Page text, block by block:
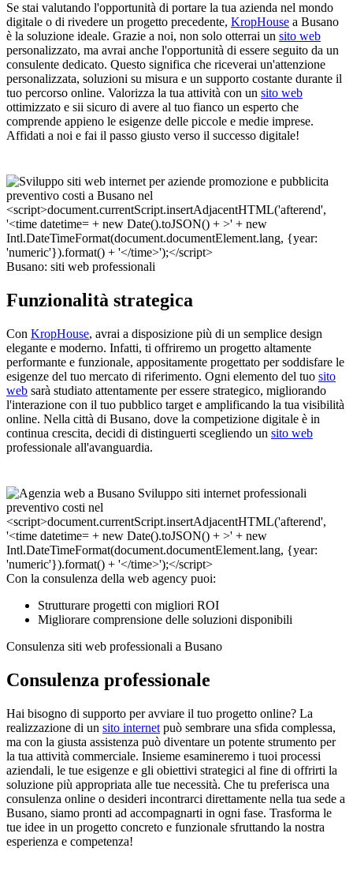
Se stai valutando l'opportunità di portare la tua azienda nel mondo
digitale o di rivedere un progetto precedente, KropHouse a Busano
è la soluzione ideale. Grazie a noi, non solo otterrai un sito web
personalizzato, ma avrai anche l'opportunità di essere seguito da un
consulente dedicato. Questo significa che riceverai un'attenzione
personalizzata, soluzioni su misura e un supporto costante durante il
tuo percorso online. Valorizza la tua attività con un sito web
ottimizzato e sii sicuro di avere al tuo fianco un esperto che
comprende appieno le esigenze delle piccole e medie imprese.
Affidati a noi e fai il passo giusto verso il successo digitale!
Busano: siti web professionali
Funzionalità strategica
Con KropHouse, avrai a disposizione più di un semplice design
elegante e moderno. Infatti, ti offriremo un progetto altamente
performante e funzionale, appositamente progettato per soddisfare le
esigenze del tuo mercato di riferimento. Ogni elemento del tuo sito
web sarà studiato attentamente per essere strategico, migliorando
l'interazione con il tuo pubblico target e amplificando la tua visibilità
online. Nella città di Busano, dove la competizione digitale è in
continua crescita, decidi di distinguerti scegliendo un sito web
professionale all'avanguardia.
Con la consulenza della web agency puoi:
Strutturare progetti con migliori ROI
Migliorare comprensione delle soluzioni disponibili
Consulenza siti web professionali a Busano
Consulenza professionale
Hai bisogno di supporto per avviare il tuo progetto online? La
realizzazione di un sito internet può sembrare una sfida complessa,
ma con la giusta assistenza può diventare un potente strumento per
la tua attività commerciale. Insieme esamineremo i tuoi processi
aziendali, le tue esigenze e gli obiettivi strategici al fine di offrirti la
soluzione più appropriata alle tue necessità. Che tu preferisca una
consulenza online o desideri incontrarci direttamente nella tua sede a
Busano, siamo pronti ad accompagnarti in ogni fase. Trasforma le
tue idee in un progetto concreto e funzionale sfruttando la nostra
esperienza e competenza!